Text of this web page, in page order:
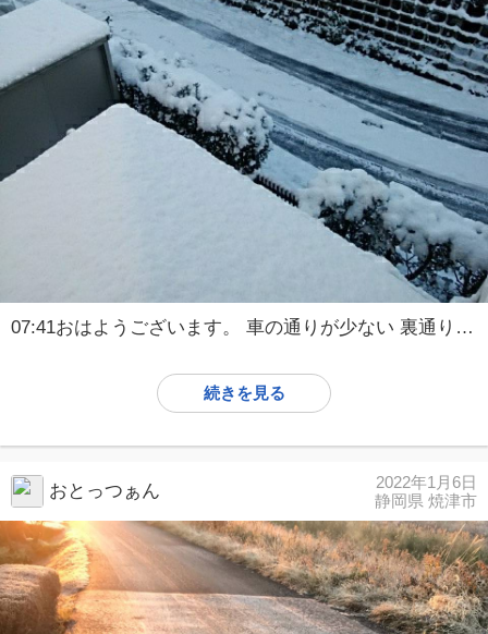
07:41おはようございます。 車の通りが少ない 裏通りですがパリパリと 凍結状態です。
続きを見る
おとっつぁん
2022年1月6日
静岡県 焼津市